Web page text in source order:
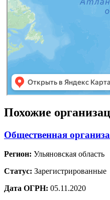
Похожие
Общественная
Регион: Ульяновская область
Статус: Зарегистрированные
Дата ОГРН: 05.11.2020